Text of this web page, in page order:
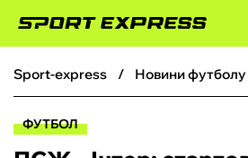
ФУТБОЛ
sport-express новини футболу
ФУТБОЛ